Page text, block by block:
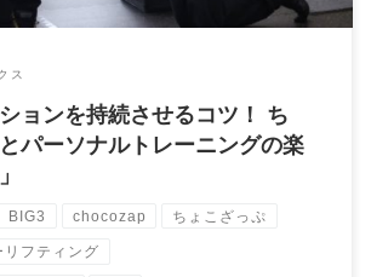
ス
ションを持続させるコツ！ ち
パーソナルトレーニングの楽
BIG3 chocozap ちょこざっぷ
リフティング